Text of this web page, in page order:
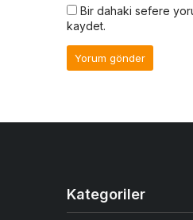
Bir dahaki sefere
kaydet.
Kategoriler